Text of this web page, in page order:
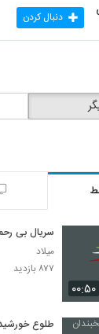
دنبال کردن
۰۰:۵۰
سریال بی
میلاد
۸۷۷ بازدید
طلوع